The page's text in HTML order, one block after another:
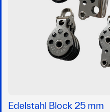
Edelstahl Block 25 mm